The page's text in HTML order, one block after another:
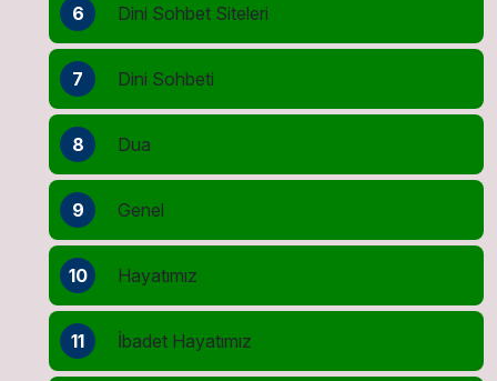
6 Dini Sohbet Siteleri
7 Dini Sohbeti
8 Dua
9 Genel
10 Hayatımız
11 İbadet Hayatımız